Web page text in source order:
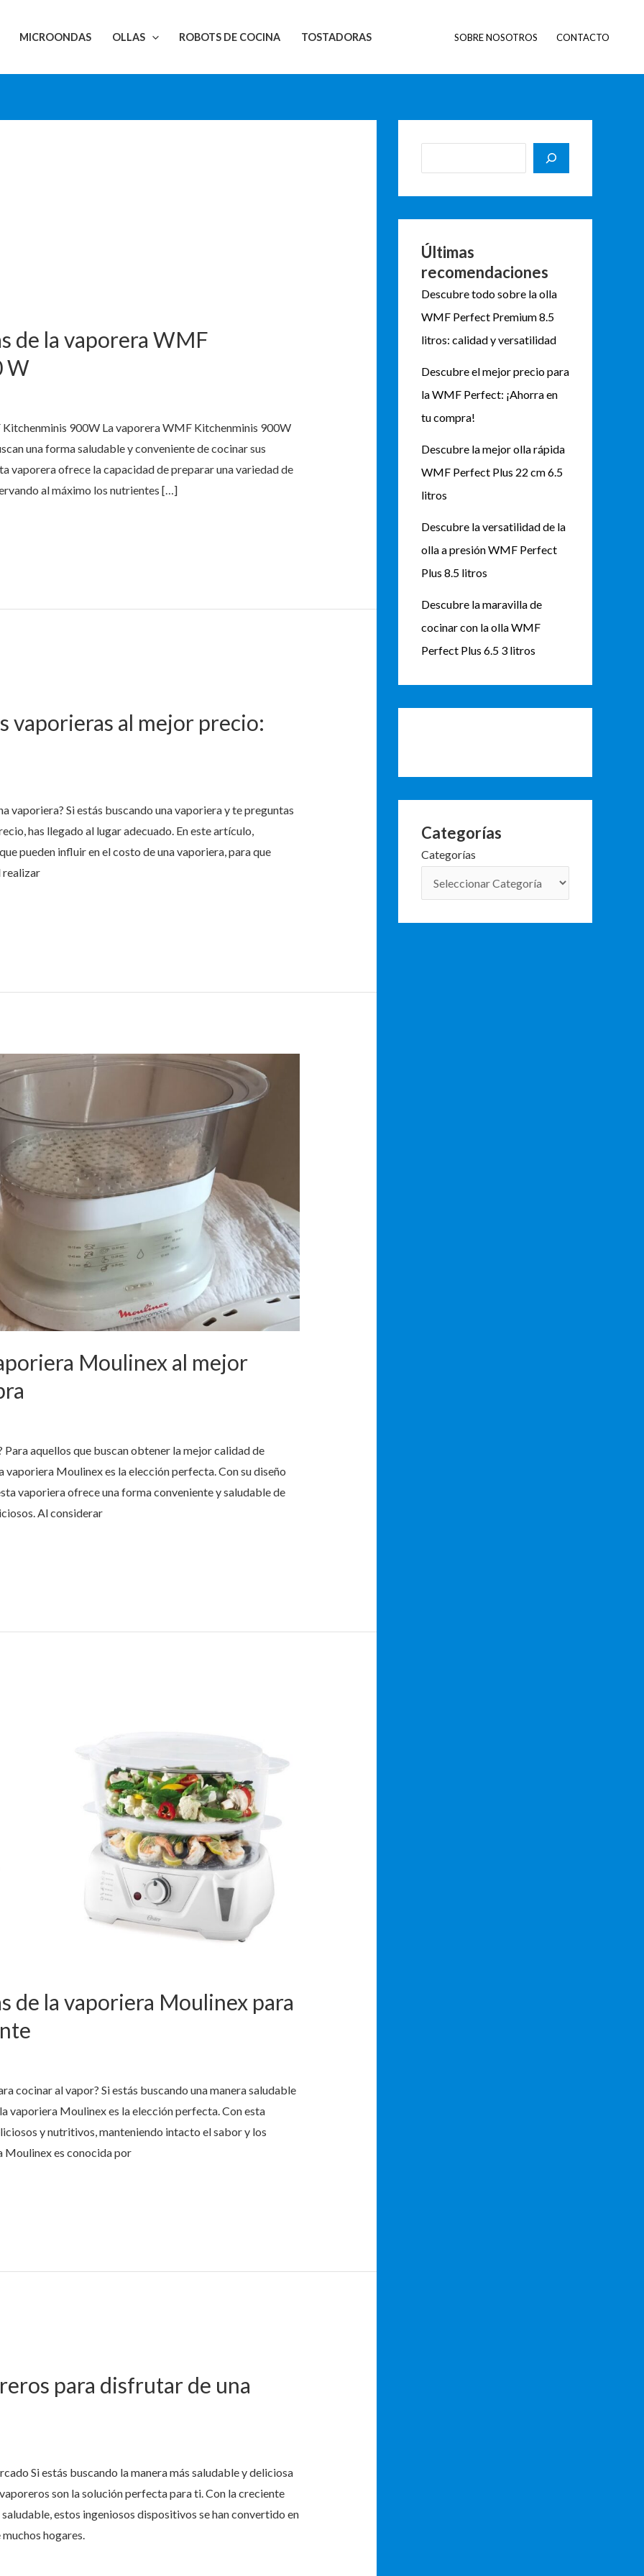
MICROONDAS OLLAS ROBOTS DE COCINA TOSTADORAS SOBRE NOSOTROS CONTACTO
de la vaporera WMF
W
900W La vaporera WMF Kitchenminis 900W
una forma saludable y conveniente de cocinar sus
vaporera ofrece la capacidad de preparar una variedad de
al máximo los nutrientes […]
vaporieras al mejor precio:
vaporiera? Si estás buscando una vaporiera y te preguntas
has llegado al lugar adecuado. En este artículo,
pueden influir en el costo de una vaporiera, para que
realizar
Moulinex al mejor
aquellos que buscan obtener la mejor calidad de
vaporiera Moulinex es la elección perfecta. Con su diseño
vaporiera ofrece una forma conveniente y saludable de
Al considerar
de la vaporiera Moulinex para
cocinar al vapor? Si estás buscando una manera saludable
vaporiera Moulinex es la elección perfecta. Con esta
y nutritivos, manteniendo intacto el sabor y los
Moulinex es conocida por
para disfrutar de una
Si estás buscando la manera más saludable y deliciosa
son la solución perfecta para ti. Con la creciente
estos ingeniosos dispositivos se han convertido en
hogares.
Últimas
recomendaciones
Descubre todo sobre la olla
WMF Perfect Premium 8.5
litros: calidad y versatilidad
Descubre el mejor precio para
la WMF Perfect: ¡Ahorra en
tu compra!
Descubre la mejor olla rápida
WMF Perfect Plus 22 cm 6.5
litros
Descubre la versatilidad de la
olla a presión WMF Perfect
Plus 8.5 litros
Descubre la maravilla de
cocinar con la olla WMF
Perfect Plus 6.5 3 litros
Categorías
Categorías